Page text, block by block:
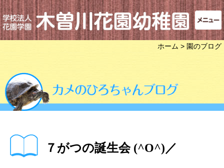
ホーム > 園のブログ
７がつの誕生会 (^O^)／